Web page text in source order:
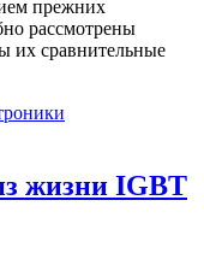
прежних
рассмотрены
их сравнительные
жизни IGBT